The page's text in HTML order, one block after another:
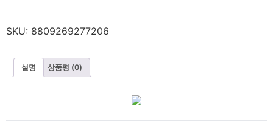
SKU: 8809269277206
설명 상품평 (0)